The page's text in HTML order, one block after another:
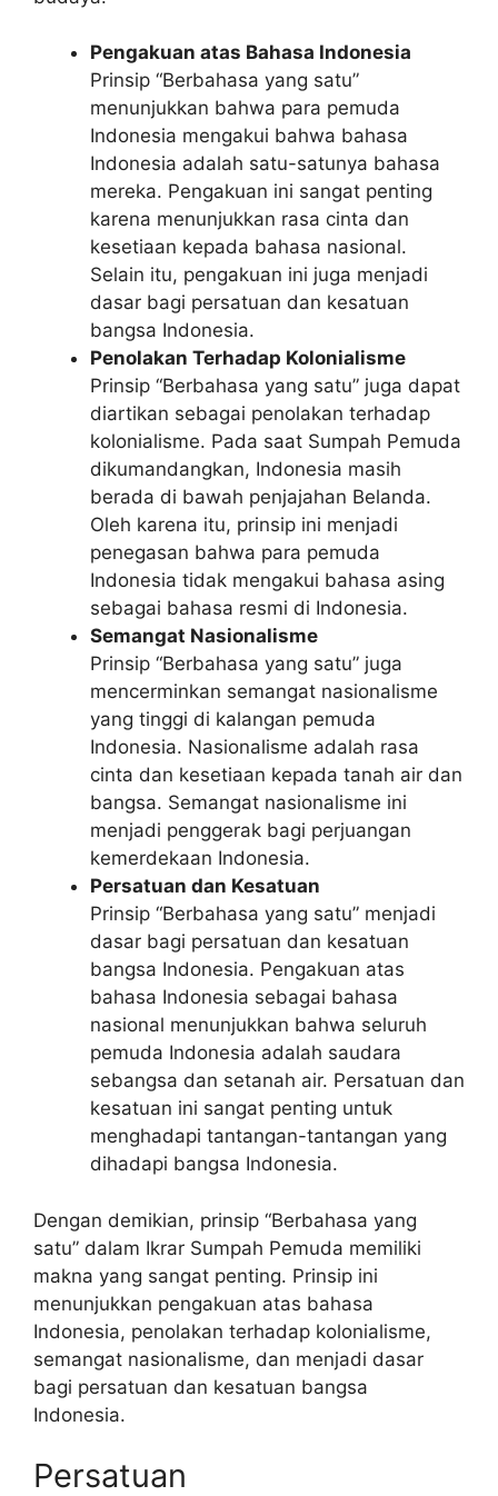
Pengakuan atas Bahasa Indonesia
Prinsip “Berbahasa yang satu”
menunjukkan bahwa para pemuda
Indonesia mengakui bahwa bahasa
Indonesia adalah satu-satunya bahasa
mereka. Pengakuan ini sangat penting
karena menunjukkan rasa cinta dan
kesetiaan kepada bahasa nasional.
Selain itu, pengakuan ini juga menjadi
dasar bagi persatuan dan kesatuan
bangsa Indonesia.
Penolakan Terhadap Kolonialisme
Prinsip “Berbahasa yang satu” juga dapat
diartikan sebagai penolakan terhadap
kolonialisme. Pada saat Sumpah Pemuda
dikumandangkan, Indonesia masih
berada di bawah penjajahan Belanda.
Oleh karena itu, prinsip ini menjadi
penegasan bahwa para pemuda
Indonesia tidak mengakui bahasa asing
sebagai bahasa resmi di Indonesia.
Semangat Nasionalisme
Prinsip “Berbahasa yang satu” juga
mencerminkan semangat nasionalisme
yang tinggi di kalangan pemuda
Indonesia. Nasionalisme adalah rasa
cinta dan kesetiaan kepada tanah air dan
bangsa. Semangat nasionalisme ini
menjadi penggerak bagi perjuangan
kemerdekaan Indonesia.
Persatuan dan Kesatuan
Prinsip “Berbahasa yang satu” menjadi
dasar bagi persatuan dan kesatuan
bangsa Indonesia. Pengakuan atas
bahasa Indonesia sebagai bahasa
nasional menunjukkan bahwa seluruh
pemuda Indonesia adalah saudara
sebangsa dan setanah air. Persatuan dan
kesatuan ini sangat penting untuk
menghadapi tantangan-tantangan yang
dihadapi bangsa Indonesia.
Dengan demikian, prinsip “Berbahasa yang
satu” dalam Ikrar Sumpah Pemuda memiliki
makna yang sangat penting. Prinsip ini
menunjukkan pengakuan atas bahasa
Indonesia, penolakan terhadap kolonialisme,
semangat nasionalisme, dan menjadi dasar
bagi persatuan dan kesatuan bangsa
Indonesia.
Persatuan